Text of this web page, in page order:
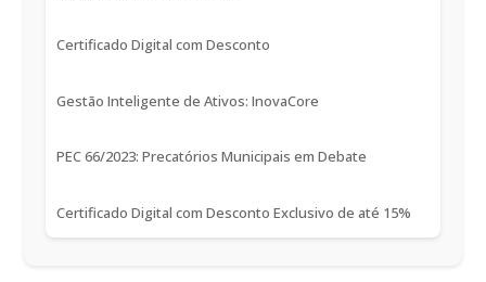
Certificado Digital com Desconto
Gestão Inteligente de Ativos: InovaCore
PEC 66/2023: Precatórios Municipais em Debate
Certificado Digital com Desconto Exclusivo de até 15%